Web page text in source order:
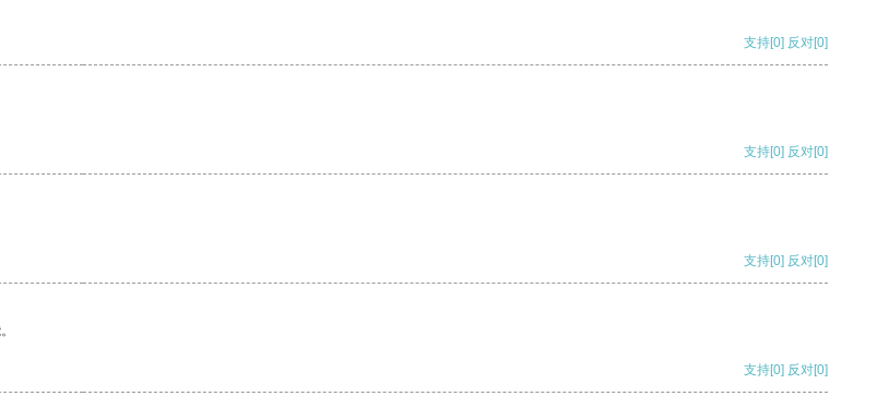
支持[0] 反对[0]
支持[0] 反对[0]
支持[0] 反对[0]
支持[0] 反对[0]